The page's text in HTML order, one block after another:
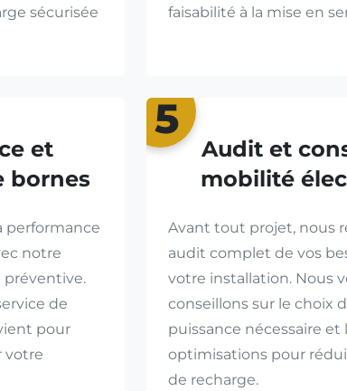
sécurisée
faisabilité à la mise en
et
bornes
performance
notre
de
pour
votre
5
Audit et
mobilité
Avant tout projet, nous
audit complet de vos
votre installation. Nous
conseillons sur le choix
puissance nécessaire et
optimisations pour
de recharge.